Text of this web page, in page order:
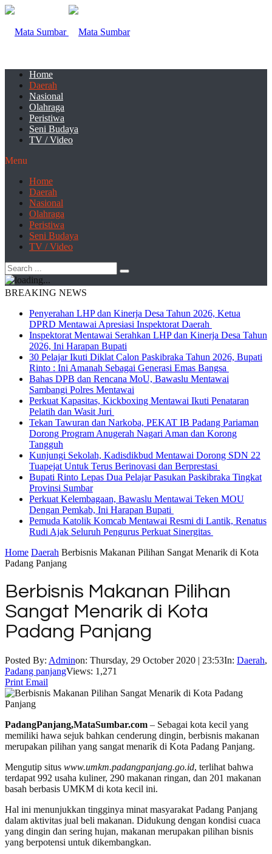
Home
Daerah
Nasional
Olahraga
Peristiwa
Seni Budaya
TV / Video
Menu
Home
Daerah
Nasional
Olahraga
Peristiwa
Seni Budaya
TV / Video
BREAKING NEWS
Penyerahan LHP dan Kinerja Desa Tahun 2026, Ketua
DPRD Mentawai Apresiasi Inspektorat Daerah
Inspektorat Mentawai Serahkan LHP dan Kinerja Desa Tahun
2026, Ini Harapan Bupati
30 Pelajar Ikuti Diklat Calon Paskibraka Tahun 2026, Bupati
Rinto : Ini Amanah Sebagai Generasi Emas Bangsa
Bahas DPB dan Rencana MoU, Bawaslu Mentawai
Sambangi Polres Mentawai
Perkuat Kapasitas, Kickboxing Mentawai Ikuti Penataran
Pelatih dan Wasit Juri
Tekan Tawuran dan Narkoba, PEKAT IB Padang Pariaman
Dorong Program Anugerah Nagari Aman dan Korong
Tangguh
Kunjungi Sekolah, Kadisdikbud Mentawai Dorong SDN 22
Tuapejat Untuk Terus Berinovasi dan Berprestasi
Bupati Rinto Lepas Dua Pelajar Pasukan Paskibraka Tingkat
Provinsi Sumbar
Perkuat Kelembagaan, Bawaslu Mentawai Teken MOU
Dengan Pemkab, Ini Harapan Bupati
Pemuda Katolik Komcab Mentawai Resmi di Lantik, Renatus
Rudi Ajak Seluruh Pengurus Perkuat Sinergitas
Home Daerah Berbisnis Makanan Pilihan Sangat Menarik di Kota
Padang Panjang
Berbisnis Makanan Pilihan
Sangat Menarik di Kota
Padang Panjang
Posted By: Adminon: Thursday, 29 October 2020 | 23:53In: Daerah,
Padang panjangViews: 1,271
Print Email
PadangPanjang,MataSumbar.com – Sebagai kota kecil yang
memiliki hawa sejuk bahkan cenderung dingin, berbisnis makanan
merupakan pilihan yang sangat menarik di Kota Padang Panjang.
Mengutip situs www.umkm.padangpanjang.go.id, terlihat bahwa
terdapat 992 usaha kuliner, 290 makanan ringan, dan 201 makanan
basah berbasis UMKM di kota kecil ini.
Hal ini menunjukkan tingginya minat masyarakat Padang Panjang
dalam aktivitas jual beli makanan. Didukung dengan kondisi cuaca
yang dingin dan sering hujan, makanan merupakan pilihan bisnis
yang berpotensi untuk dikembangkan.